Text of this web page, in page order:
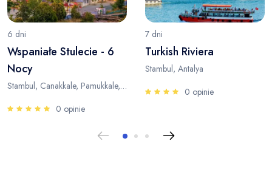
6 dni
Wspaniałe Stulecie - 6
Nocy
Stambul, Canakkale, Pamukkale, Antalya
0 opinie
7 dni
Turkish Riviera
Stambul, Antalya
0 opinie